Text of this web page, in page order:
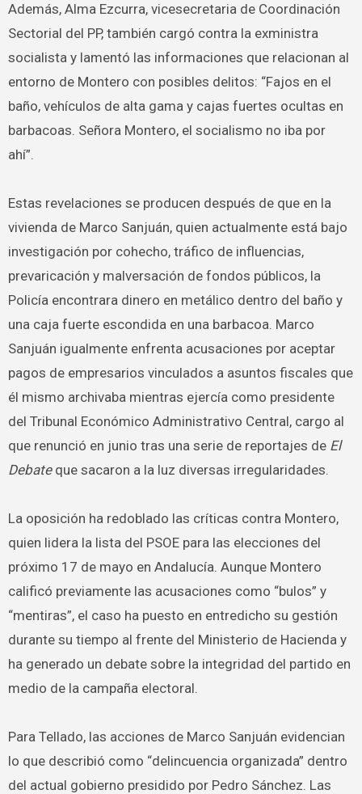
Además, Alma Ezcurra, vicesecretaria de Coordinación
Sectorial del PP, también cargó contra la exministra
socialista y lamentó las informaciones que relacionan al
entorno de Montero con posibles delitos: “Fajos en el
baño, vehículos de alta gama y cajas fuertes ocultas en
barbacoas. Señora Montero, el socialismo no iba por
ahí”.
Estas revelaciones se producen después de que en la
vivienda de Marco Sanjuán, quien actualmente está bajo
investigación por cohecho, tráfico de influencias,
prevaricación y malversación de fondos públicos, la
Policía encontrara dinero en metálico dentro del baño y
una caja fuerte escondida en una barbacoa. Marco
Sanjuán igualmente enfrenta acusaciones por aceptar
pagos de empresarios vinculados a asuntos fiscales que
él mismo archivaba mientras ejercía como presidente
del Tribunal Económico Administrativo Central, cargo al
que renunció en junio tras una serie de reportajes de El
Debateque sacaron a la luz diversas irregularidades.
La oposición ha redoblado las críticas contra Montero,
quien lidera la lista del PSOE para las elecciones del
próximo 17 de mayo en Andalucía. Aunque Montero
calificó previamente las acusaciones como “bulos” y
“mentiras”, el caso ha puesto en entredicho su gestión
durante su tiempo al frente del Ministerio de Hacienda y
ha generado un debate sobre la integridad del partido en
medio de la campaña electoral.
Para Tellado, las acciones de Marco Sanjuán evidencian
lo que describió como “delincuencia organizada” dentro
del actual gobierno presidido por Pedro Sánchez. Las